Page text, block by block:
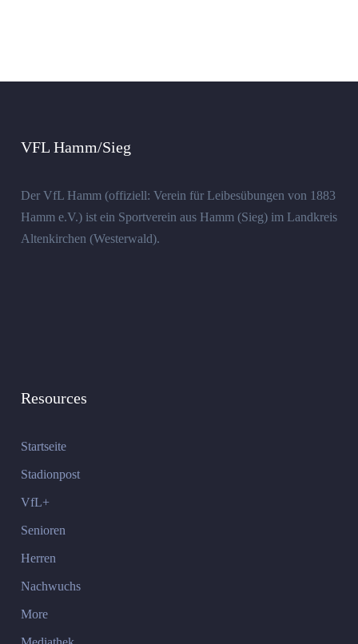
VFL Hamm/Sieg
Der VfL Hamm (offiziell: Verein für Leibesübungen von 1883
Hamm e.V.) ist ein Sportverein aus Hamm (Sieg) im Landkreis
Altenkirchen (Westerwald).
Resources
Startseite
Stadionpost
VfL+
Senioren
Herren
Nachwuchs
More